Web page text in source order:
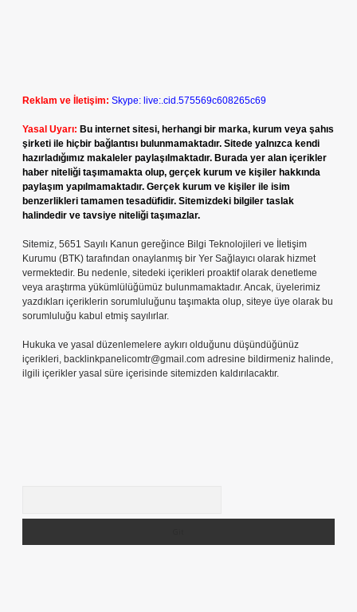
Reklam ve İletişim: Skype: live:.cid.575569c608265c69
Yasal Uyarı: Bu internet sitesi, herhangi bir marka, kurum veya şahıs
şirketi ile hiçbir bağlantısı bulunmamaktadır. Sitede yalnızca kendi
hazırladığımız makaleler paylaşılmaktadır. Burada yer alan içerikler
haber niteliği taşımamakta olup, gerçek kurum ve kişiler hakkında
paylaşım yapılmamaktadır. Gerçek kurum ve kişiler ile isim
benzerlikleri tamamen tesadüfidir. Sitemizdeki bilgiler taslak
halindedir ve tavsiye niteliği taşımazlar.
Sitemiz, 5651 Sayılı Kanun gereğince Bilgi Teknolojileri ve İletişim
Kurumu (BTK) tarafından onaylanmış bir Yer Sağlayıcı olarak hizmet
vermektedir. Bu nedenle, sitedeki içerikleri proaktif olarak denetleme
veya araştırma yükümlülüğümüz bulunmamaktadır. Ancak, üyelerimiz
yazdıkları içeriklerin sorumluluğunu taşımakta olup, siteye üye olarak bu
sorumluluğu kabul etmiş sayılırlar.
Hukuka ve yasal düzenlemelere aykırı olduğunu düşündüğünüz
içerikleri, backlinkpanelicomtr@gmail.com adresine bildirmeniz halinde,
ilgili içerikler yasal süre içerisinde sitemizden kaldırılacaktır.